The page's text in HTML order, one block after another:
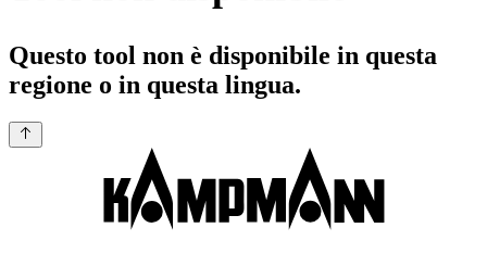
Questo tool non è disponibile in questa
regione o in questa lingua.